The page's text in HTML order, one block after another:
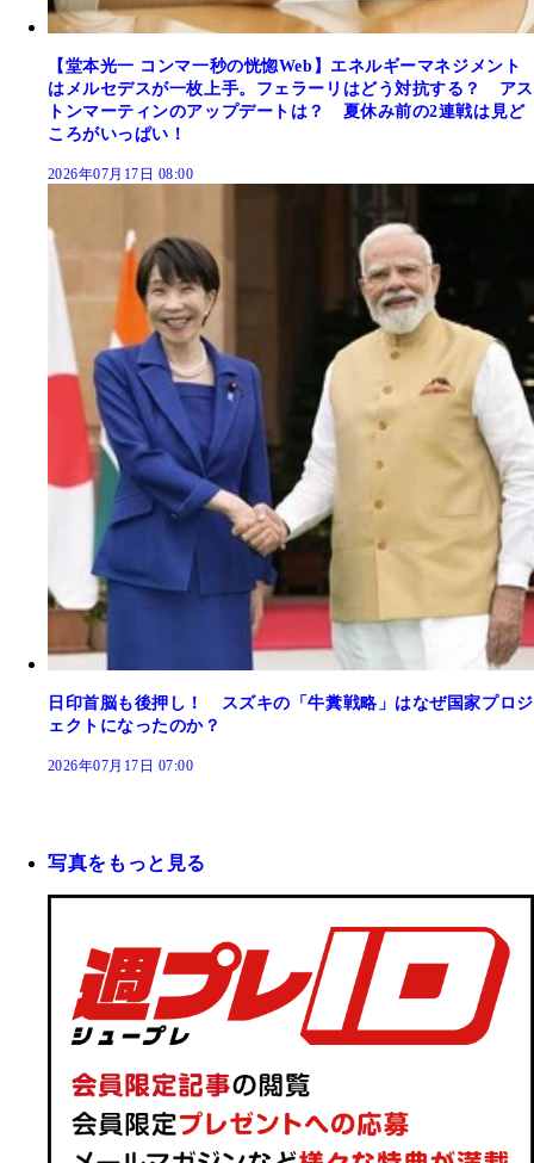
【堂本光一 コンマ一秒の恍惚Web】エネルギーマネジメント
はメルセデスが一枚上手。フェラーリはどう対抗する？ アス
トンマーティンのアップデートは？ 夏休み前の2連戦は見ど
ころがいっぱい！
2026年07月17日 08:00
日印首脳も後押し！ スズキの「牛糞戦略」はなぜ国家プロジ
ェクトになったのか？
2026年07月17日 07:00
写真をもっと見る